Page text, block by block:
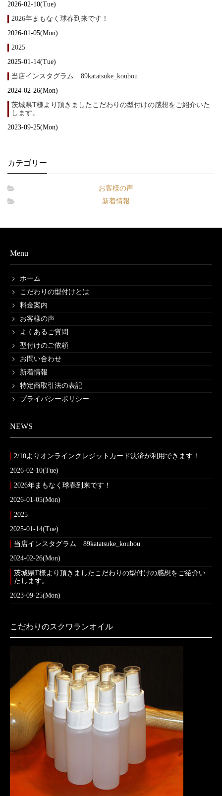
2026-02-10(Tue)
2026年まもなく球春到来です！
2026-01-05(Mon)
2025
2025-01-14(Tue)
当店インスタグラム 89katatsuke_koubou
2024-02-26(Mon)
茨城県T様より頂きましたこだわりの型付けの感想をご紹介いた
します。
2023-09-25(Mon)
カテゴリー
お客様の声
新着情報
Menu
ホーム
こだわりの型付けとは
料金案内
お客様の声
よくあるご質問
型付けのご依頼
お問い合わせ
新着情報
特定商取引法の表記
プライバシーポリシー
NEWS
2/10よりオンラインクレジットカード決済が利用できます！
2026-02-10(Tue)
2026年まもなく球春到来です！
2026-01-05(Mon)
2025
2025-01-14(Tue)
当店インスタグラム 89katatsuke_koubou
2024-02-26(Mon)
茨城県T様より頂きましたこだわりの型付けの感想をご紹介い
たします。
2023-09-25(Mon)
こだわりのスクワランオイル